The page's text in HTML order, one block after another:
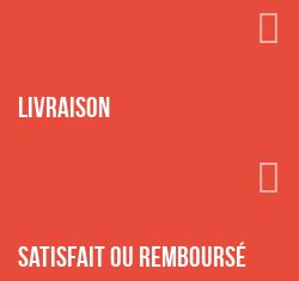
Livraison
Satisfait ou remboursé